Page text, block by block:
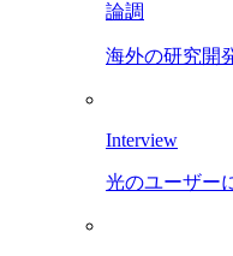
論調
海外の研究開
Interview
光のユーザー